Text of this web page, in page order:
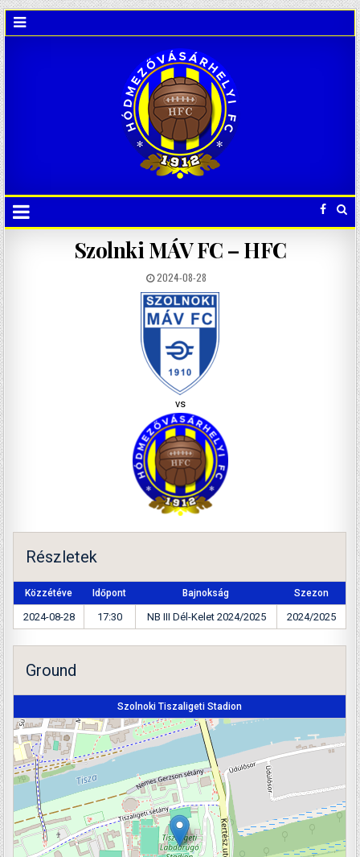
Szolnki MÁV FC – HFC
2024-08-28
vs
Részletek
Közzétéve Időpont Bajnokság Szezon
2024-08-28 17:30 NB III Dél-Kelet 2024/2025 2024/2025
Ground
Szolnoki Tiszaligeti Stadion